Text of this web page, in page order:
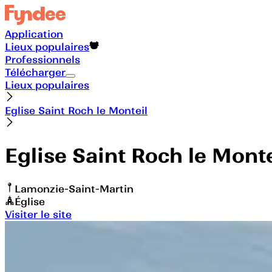
Application
Lieux populaires
Professionnels
Télécharger
Lieux populaires
Eglise Saint Roch le Monteil
Eglise Saint Roch le
Lamonzie-Saint-Martin
Église
Visiter le site